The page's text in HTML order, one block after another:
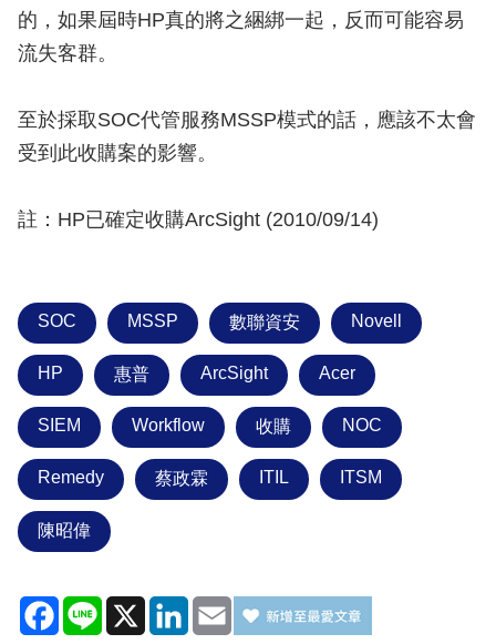
的，如果屆時HP真的將之綑綁一起，反而可能容易
流失客群。
至於採取SOC代管服務MSSP模式的話，應該不太會
受到此收購案的影響。
註：HP已確定收購ArcSight (2010/09/14)
SOC MSSP 數聯資安 Novell
HP 惠普 ArcSight Acer
SIEM Workflow 收購 NOC
Remedy 蔡政霖 ITIL ITSM
陳昭偉
Facebook
Line X LinkedIn
Email